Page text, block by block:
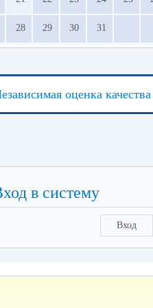
28 29 30 31
оценка качества
в систему
Вход